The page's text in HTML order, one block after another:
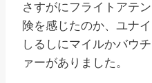
さすがにフライトアテ
険を感じたのか、ユナ
しるしにマイルかバウ
ァーがありました。